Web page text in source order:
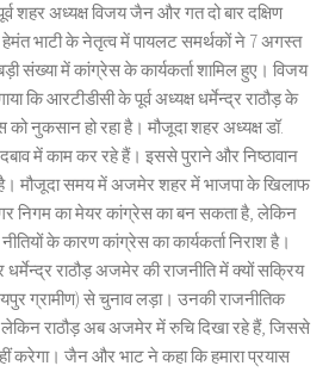
शहर अध्यक्ष विजय जैन और गत दो बार दक्षिण
हेमंत भाटी के नेतृत्व में पायलट समर्थकों ने 7 अगस्त
संख्या में कांग्रेस के कार्यकर्ता शामिल हुए। विजय
कि आरटीडीसी के पूर्व अध्यक्ष धर्मेन्द्र राठौड़ के
नुकसान हो रहा है। मौजूदा शहर अध्यक्ष डॉ.
में काम कर रहे हैं। इससे पुराने और निष्ठावान
है। मौजूदा समय में अजमेर शहर में भाजपा के खिलाफ
निगम का मेयर कांग्रेस का बन सकता है, लेकिन
के कारण कांग्रेस का कार्यकर्ता निराश है।
राठौड़ अजमेर की राजनीति में क्यों सक्रिय
ग्रामीण) से चुनाव लड़ा। उनकी राजनीतिक
लेकिन राठौड़ अब अजमेर में रुचि दिखा रहे हैं, जिससे
करेगा। जैन और भाट ने कहा कि हमारा प्रयास